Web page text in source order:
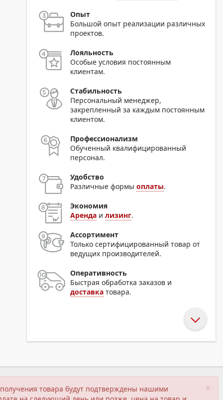
Опыт
Большой опыт реализации различных
проектов.
Лояльность
Особые условия постоянным
клиентам.
Стабильность
Персональный менеджер,
закрепленный за каждым постоянным
клиентом.
Профессионализм
Обученный квалифицированный
персонал.
Удобство
Различные формыоплаты.
Экономия
Аренда илизинг.
Ассортимент
Только сертифицированный товар от
ведущих производителей.
Оперативность
Быстрая обработка заказов и
доставка товара.
×
товара будут подтверждены нашими